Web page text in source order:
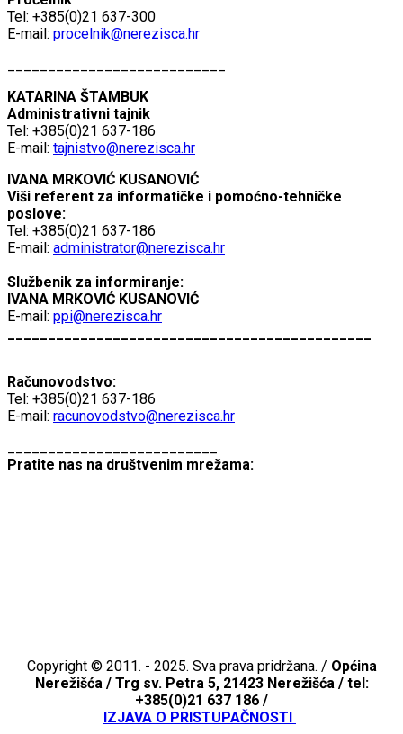
Tel: +385(0)21 637-300
E-mail: procelnik@nerezisca.hr
KATARINA ŠTAMBUK
Administrativni tajnik
Tel: +385(0)21 637-186
E-mail: tajnistvo@nerezisca.hr
IVANA MRKOVIĆ KUSANOVIĆ
Viši referent za informatičke i pomoćno-tehničke
poslove:
Tel: +385(0)21 637-186
E-mail: administrator@nerezisca.hr
Službenik za informiranje:
IVANA MRKOVIĆ KUSANOVIĆ
E-mail: ppi@nerezisca.hr
Računovodstvo:
Tel: +385(0)21 637-186
E-mail: racunovodstvo@nerezisca.hr
Pratite nas na društvenim mrežama:
Copyright © 2011. - 2025. Sva prava pridržana. / Općina
Nerežišća /Trg sv. Petra 5, 21423 Nerežišća / tel:
+385(0)21 637 186 /
IZJAVA O PRISTUPAČNOSTI